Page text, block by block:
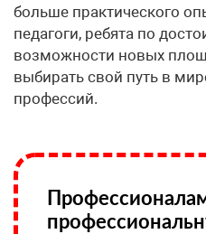
больше практического
педагоги, ребята по
возможности новых
выбирать свой путь в
профессий.